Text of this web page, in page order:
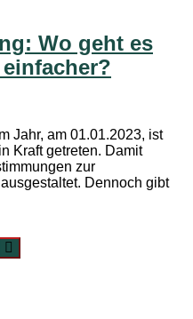
Wo geht es
Jahr, am 01.01.2023, ist
Kraft getreten. Damit
zur
Dennoch gibt